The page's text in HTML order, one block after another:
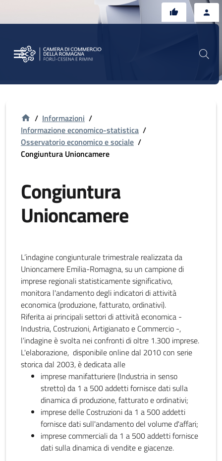
/ Informazioni /
Informazione economico-statistica /
Osservatorio economico e sociale /
Congiuntura Unioncamere
Congiuntura
Unioncamere
L’indagine congiunturale trimestrale realizzata da
Unioncamere Emilia-Romagna, su un campione di
imprese regionali statisticamente significativo,
monitora l'andamento degli indicatori di attività
economica (produzione, fatturato, ordinativi).
Riferita ai principali settori di attività economica -
Industria, Costruzioni, Artigianato e Commercio -,
l’indagine è svolta nei confronti di oltre 1.300 imprese.
L'elaborazione, disponibile online dal 2010 con serie
storica dal 2003, è dedicata alle
imprese manifatturiere (Industria in senso
stretto) da 1 a 500 addetti fornisce dati sulla
dinamica di produzione, fatturato e ordinativi;
imprese delle Costruzioni da 1 a 500 addetti
fornisce dati sull'andamento del volume d'affari;
imprese commerciali da 1 a 500 addetti fornisce
dati sulla dinamica di vendite e giacenze.